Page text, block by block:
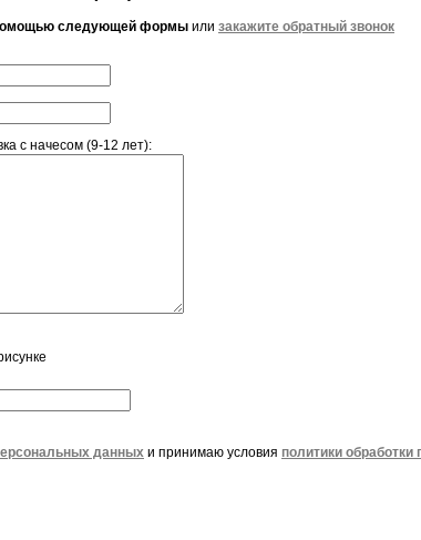
следующей формы или закажите обратный звонок
с начесом (9-12 лет):
данных и принимаю условия политики